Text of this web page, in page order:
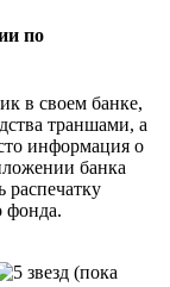
по
в своем банке,
траншами, а
информация о
банка
фонда.
(пока